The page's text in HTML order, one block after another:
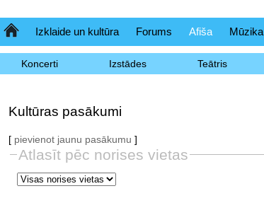
SākumlapaIzklaide un kultūra Forums Afiša Mūzika
Koncerti Izstādes Teātris
Kultūras pasākumi
[ pievienot jaunu pasākumu ]
Atlasīt pēc norises vietas